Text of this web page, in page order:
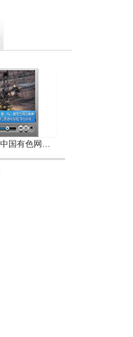
2026年2月27日中国有色网络电视新闻